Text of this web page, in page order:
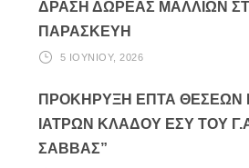
ΔΡΑΣΗ ΔΩΡΕΑΣ ΜΑΛΛΙΩΝ
ΠΑΡΑΣΚΕΥΗ
5 ΙΟΥΝΊΟΥ, 2026
ΠΡΟΚΗΡΥΞΗ ΕΠΤΑ ΘΕΣΕΩΝ
ΙΑΤΡΩΝ ΚΛΑΔΟΥ ΕΣΥ ΤΟΥ
ΣΑΒΒΑΣ”